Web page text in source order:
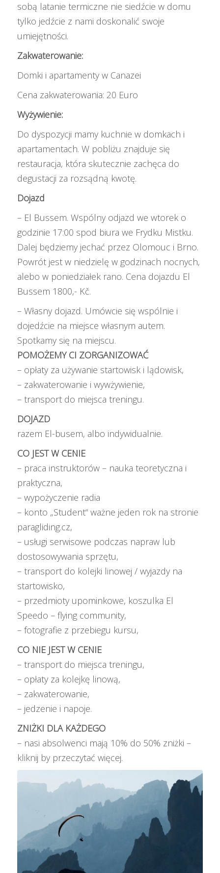
sobą latanie termiczne nie siedźcie w domu
tylko jedźcie z nami doskonalić swoje
umiejętności.
Zakwaterowanie:
Domki i apartamenty w Canazei
Cena zakwaterowania: 20 Euro
Wyżywienie:
Do dyspozycji mamy kuchnie w domkach i
apartamentach. W pobliżu znajduje się
restauracja, która skutecznie zachęca do
degustacji za rozsądną kwotę.
Dojazd
– El Bussem. Wspólny odjazd we wtorek o
godzinie 17:00 spod biura we Frydku Mistku.
Dalej będziemy jechać przez Olomouc i Brno.
Powrót jest w niedzielę w godzinach nocnych,
alebo w poniedziałek rano. Cena dojazdu El
Bussem 1800,- Kč.
– Własny dojazd. Umówcie się wspólnie i
dojedźcie na miejsce własnym autem.
Spotkamy się na miejscu.
POMOŻEMY CI ZORGANIZOWAĆ
– opłaty za używanie startowisk i lądowisk,
– zakwaterowanie i wywżywienie,
– transport do miejsca treningu.
DOJAZD
razem El-busem, albo indywidualnie.
CO JEST W CENIE
– praca instruktorów – nauka teoretyczna i
praktyczna,
– wypożyczenie radia
– konto „Student“ ważne jeden rok na stronie
paragliding.cz,
– usługi serwisowe podczas napraw lub
dostosowywania sprzętu,
– transport do kolejki linowej / wyjazdy na
startowisko,
– przedmioty upominkowe, koszulka El
Speedo – flying community,
– fotografie z przebiegu kursu,
CO NIE JEST W CENIE
– transport do miejsca treningu,
– opłaty za kolejkę linową,
– zakwaterowanie,
– jedzenie i napoje.
ZNIŻKI DLA KAŻDEGO
– nasi absolwenci mają 10% do 50% zniżki –
kliknij by przeczytać więcej.